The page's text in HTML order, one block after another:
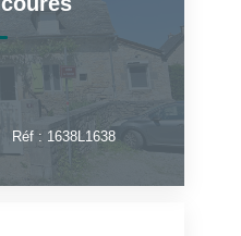
Réf : 1638L1638